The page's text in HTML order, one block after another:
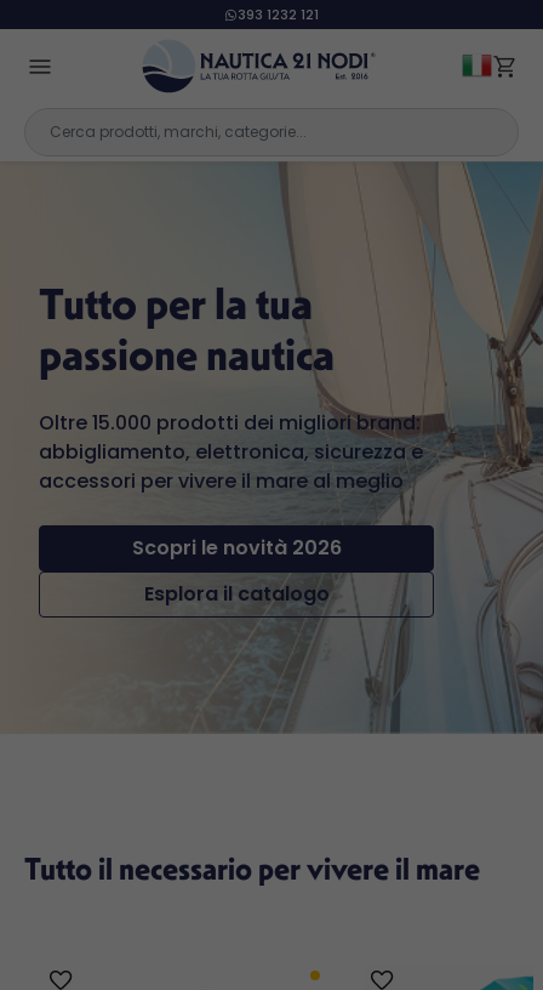
393 1232 121
Tutto per la tua
passione nautica
Oltre 15.000 prodotti dei migliori brand:
abbigliamento, elettronica, sicurezza e
accessori per vivere il mare al meglio
Scopri le novità 2026
Esplora il catalogo
Tutto il necessario per vivere il mare